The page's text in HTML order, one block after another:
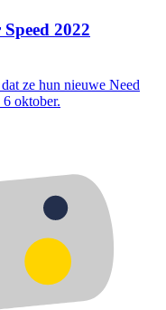
2022
ze hun nieuwe Need
oktober.